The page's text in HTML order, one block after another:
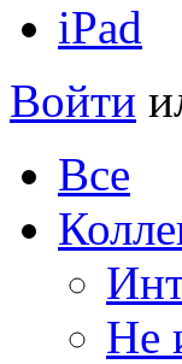
iPad
Войти
Все
Не